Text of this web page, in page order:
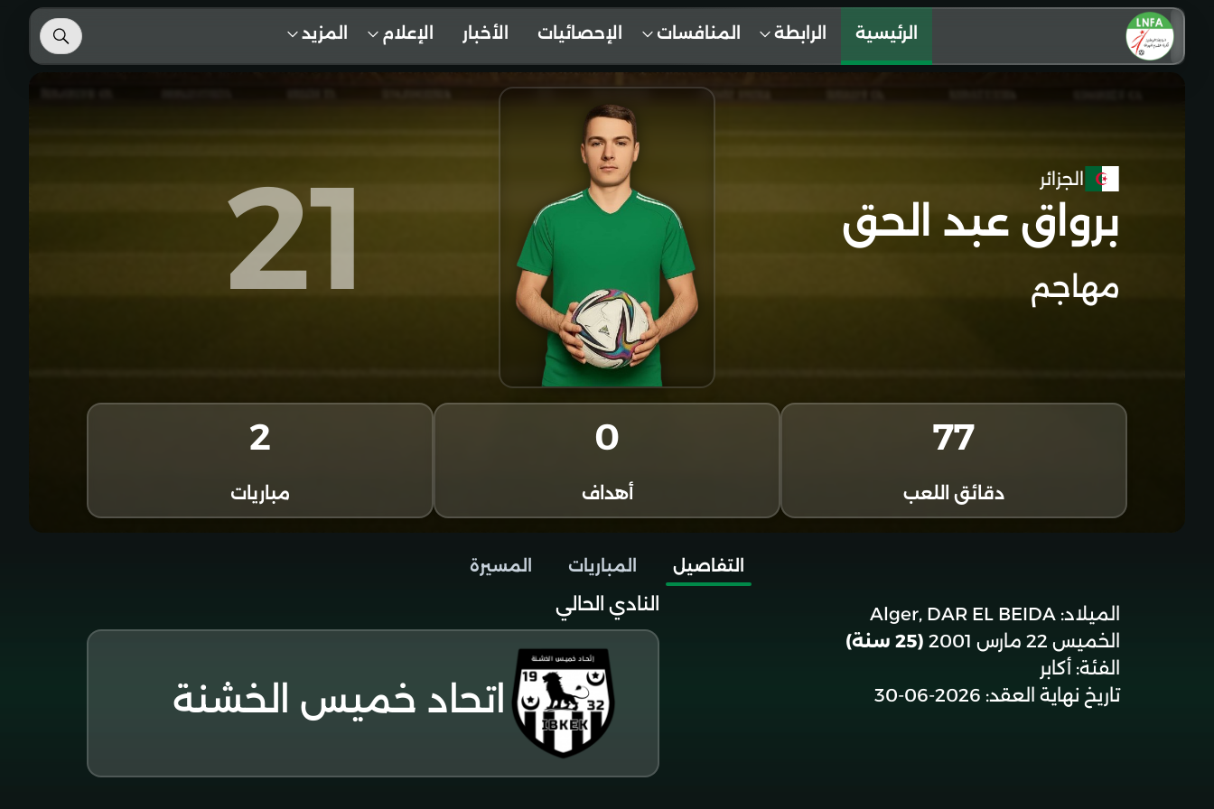
الرئيسية الرابطة المنافسات الإحصائيات الأخبار الإعلام المزيد
الجزائر
برواق عبد الحق
مهاجم 21
77
دقائق اللعب
0
أهداف
2
مباريات
التفاصيل المباريات المسيرة
الميلاد: Alger, DAR EL BEIDA
الخميس 22 مارس 2001
(25 سنة)
الفئة: أكابر
تاريخ نهاية العقد: 2026-06-30
النادي الحالي
اتحاد خميس الخشنة